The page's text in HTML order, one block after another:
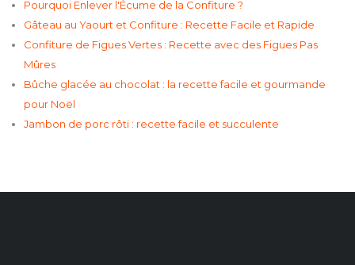
Pourquoi Enlever l'Écume de la Confiture ?
Gâteau au Yaourt et Confiture : Recette Facile et Rapide
Confiture de Figues Vertes : Recette avec des Figues Pas
Mûres
Bûche glacée au chocolat : la recette facile et gourmande
pour Noël
Jambon de porc rôti : recette facile et succulente